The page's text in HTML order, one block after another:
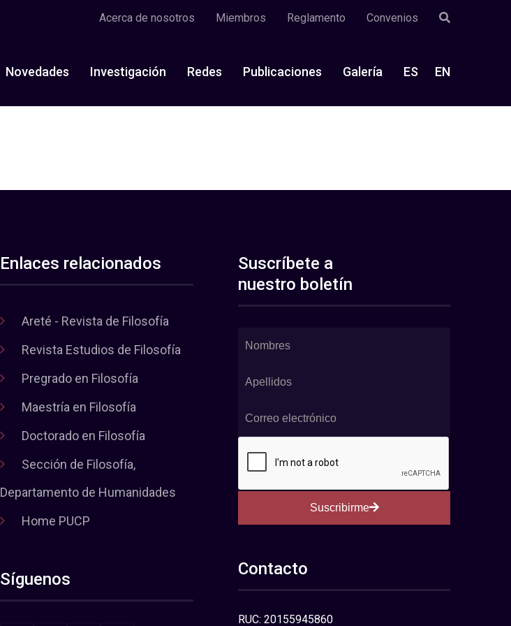
Acerca de nosotros Miembros Reglamento Convenios
Novedades Investigación Redes Publicaciones Galería ES EN
Enlaces relacionados
Areté - Revista de Filosofía
Revista Estudios de Filosofía
Pregrado en Filosofía
Maestría en Filosofía
Doctorado en Filosofía
Sección de Filosofía,
Departamento de Humanidades
Home PUCP
Síguenos
Suscríbete a
nuestro boletín
Suscribirme
Contacto
RUC: 20155945860